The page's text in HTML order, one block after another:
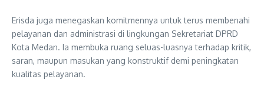
Erisda juga menegaskan komitmennya untuk terus membenahi
pelayanan dan administrasi di lingkungan Sekretariat DPRD
Kota Medan. Ia membuka ruang seluas-luasnya terhadap kritik,
saran, maupun masukan yang konstruktif demi peningkatan
kualitas pelayanan.